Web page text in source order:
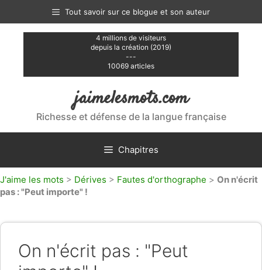
contenu
Tout savoir sur ce blogue et son auteur
4 millions de visiteurs
depuis la création (2019)
---
10069 articles
jaimelesmots.com
Richesse et défense de la langue française
Chapitres
J'aime les mots > Dérives > Fautes d'orthographe > On n'écrit
pas : "Peut importe" !
On n'écrit pas : "Peut